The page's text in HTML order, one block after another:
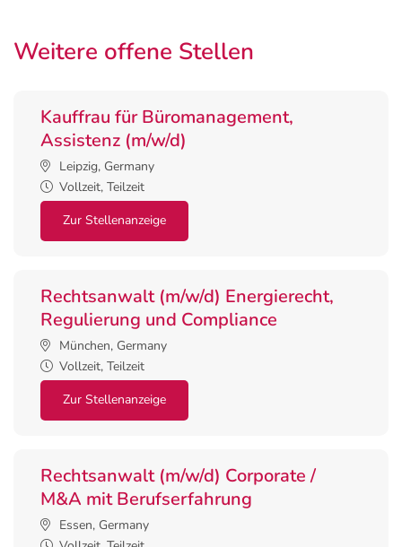
Weitere offene Stellen
Kauffrau für Büromanagement,
Assistenz (m/w/d)
Leipzig, Germany
Vollzeit, Teilzeit
Zur Stellenanzeige
Rechtsanwalt (m/w/d) Energierecht,
Regulierung und Compliance
München, Germany
Vollzeit, Teilzeit
Zur Stellenanzeige
Rechtsanwalt (m/w/d) Corporate /
M&A mit Berufserfahrung
Essen, Germany